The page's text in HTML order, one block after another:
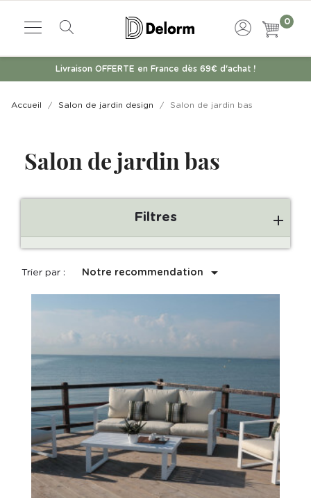
0
Livraison OFFERTE en France dès 69€ d'achat !
Accueil Salon de jardin design Salon de jardin bas
Salon de jardin bas
Filtres
Trier par : Notre recommendation 